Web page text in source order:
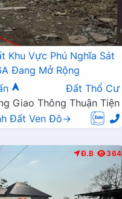
Khu Vực Phú Nghĩa Sát
Đang Mở Rộng
Đất Thổ Cư
Giao Thông Thuận Tiện
Đất Ven Đô→
Đ.B 364